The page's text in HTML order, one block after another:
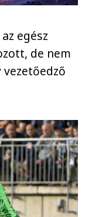
egész
de nem